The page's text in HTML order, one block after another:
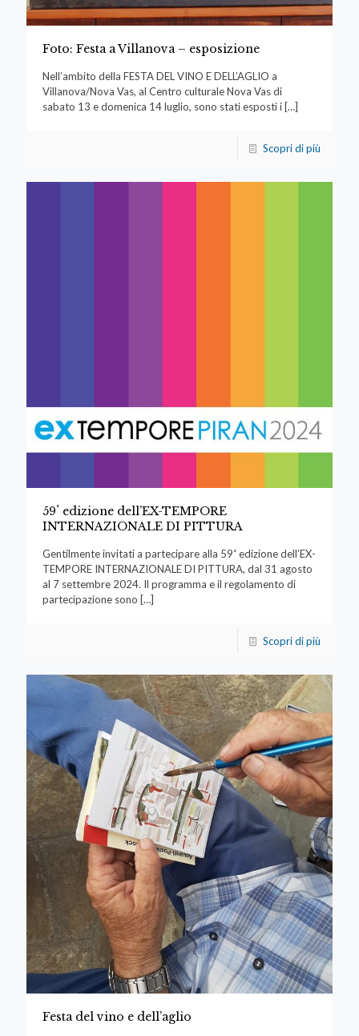
Foto: Festa a Villanova – esposizione
Nell’ambito della FESTA DEL VINO E DELL’AGLIO a
Villanova/Nova Vas, al Centro culturale Nova Vas di
sabato 13 e domenica 14 luglio, sono stati esposti i […]
Scopri di più
59˚ edizione dell’EX-TEMPORE
INTERNAZIONALE DI PITTURA
Gentilmente invitati a partecipare alla 59˚ edizione dell’EX-
TEMPORE INTERNAZIONALE DI PITTURA, dal 31 agosto
al 7 settembre 2024. Il programma e il regolamento di
partecipazione sono […]
Scopri di più
Festa del vino e dell’aglio